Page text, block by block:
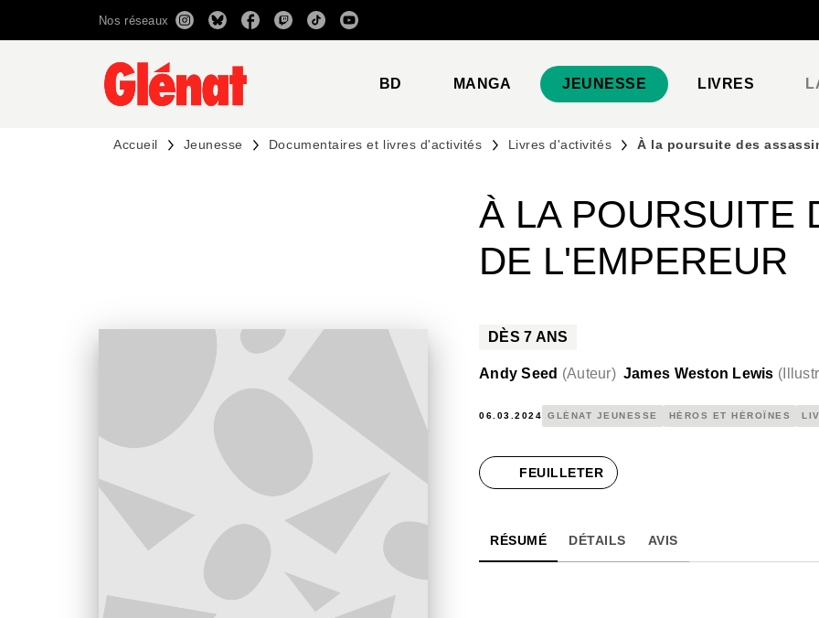
RECHERCHE CONTENU
Nos réseaux
BD MANGA JEUNESSE LIVRES
Accueil Jeunesse Documentaires et livres d'activités Livres d'activités À la poursuite des
À LA POURSUITE
DE L'EMPEREUR
DÈS7 ANS
Andy Seed (Auteur) James Weston Lewis (
06.03.2024 GLÉNAT JEUNESSE HÉROS ET HÉROÏNES
FEUILLETER
RÉSUMÉ DÉTAILS AVIS